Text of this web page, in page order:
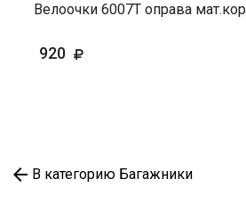
Велоочки 6007Т оправа мат.кор
920
В категорию Багажники